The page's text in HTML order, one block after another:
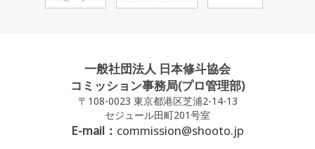
一般社団法人 日本修斗協会
コミッション事務局(プロ管理部)
〒108-0023 東京都港区芝浦2-14-13
セジュール田町201号室
E-mail： commission@shooto.jp